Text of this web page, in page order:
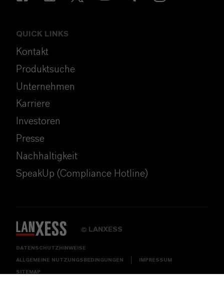
QUICK LINKS
Kontakt
Produktsuche
Unternehmen
Karriere
Investoren
Presse
Nachhaltigkeit
SpeakUp (Compliance Hotline)
© LANXESS
DATENSCHUTZHINWEISE
ALLGEMEINE NUTZUNGSBEDINGUNGEN IMPRESSUM
SITEMAP